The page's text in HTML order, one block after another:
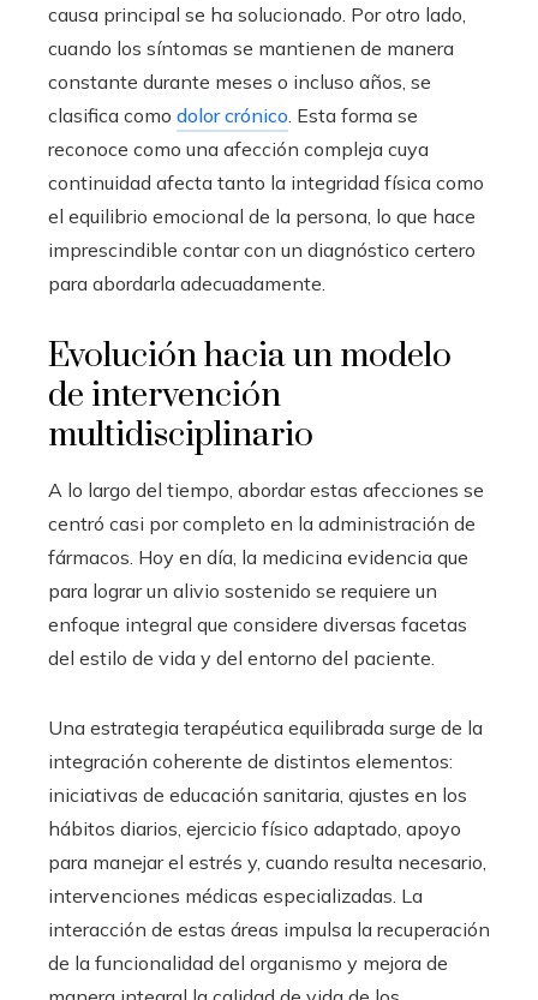
causa principal se ha solucionado. Por otro lado,
cuando los síntomas se mantienen de manera
constante durante meses o incluso años, se
clasifica como dolor crónico . Esta forma se
reconoce como una afección compleja cuya
continuidad afecta tanto la integridad física como
el equilibrio emocional de la persona, lo que hace
imprescindible contar con un diagnóstico certero
para abordarla adecuadamente.
Evolución hacia un modelo
de intervención
multidisciplinario
A lo largo del tiempo, abordar estas afecciones se
centró casi por completo en la administración de
fármacos. Hoy en día, la medicina evidencia que
para lograr un alivio sostenido se requiere un
enfoque integral que considere diversas facetas
del estilo de vida y del entorno del paciente.
Una estrategia terapéutica equilibrada surge de la
integración coherente de distintos elementos:
iniciativas de educación sanitaria, ajustes en los
hábitos diarios, ejercicio físico adaptado, apoyo
para manejar el estrés y, cuando resulta necesario,
intervenciones médicas especializadas. La
interacción de estas áreas impulsa la recuperación
de la funcionalidad del organismo y mejora de